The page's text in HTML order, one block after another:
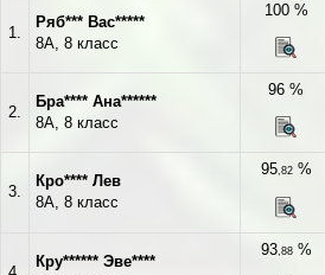
1.
Ряб*** Вас*****
8А, 8 класс
100 %
2.
Бра**** Ана******
8А, 8 класс
96 %
3.
Кро**** Лев
8А, 8 класс
95,82%
Кру****** Эве****
93,88%